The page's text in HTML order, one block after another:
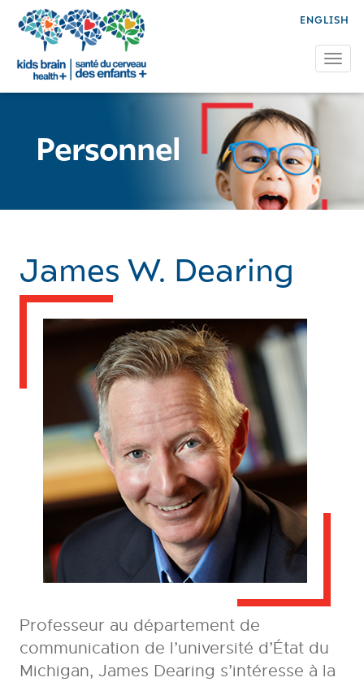
ENGLISH
Personnel
James W. Dearing
Professeur au département de
communication de l’université d’État du
Michigan, James Dearing s’intéresse à la